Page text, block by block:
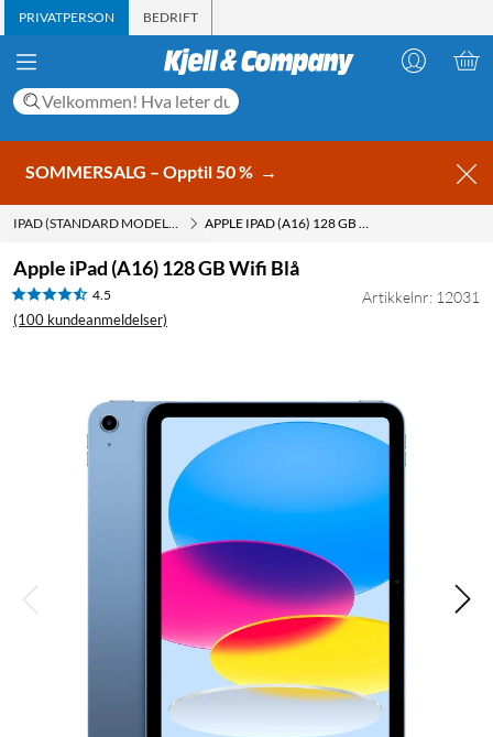
PRIVATPERSON BEDRIFT
SOMMERSALG – Opptil 50 % →
IPAD (STANDARD MODELL) APPLE IPAD (A16) 128 GB WIFI BLÅ
Apple iPad (A16) 128 GB Wifi Blå
4.5
(100 kundeanmeldelser)
Artikkelnr: 12031